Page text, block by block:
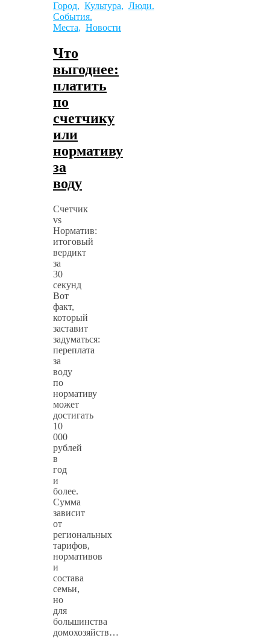
Город, Культура, Люди.
События.
Места, Новости
Что
выгоднее:
платить
по
счетчику
или
нормативу
за
воду
Счетчик
vs
Норматив:
итоговый
вердикт
за
30
секунд
Вот
факт,
который
заставит
задуматься:
переплата
за
воду
по
нормативу
может
достигать
10
000
рублей
в
год
и
более.
Сумма
зависит
от
региональных
тарифов,
нормативов
и
состава
семьи,
но
для
большинства
домохозяйств…